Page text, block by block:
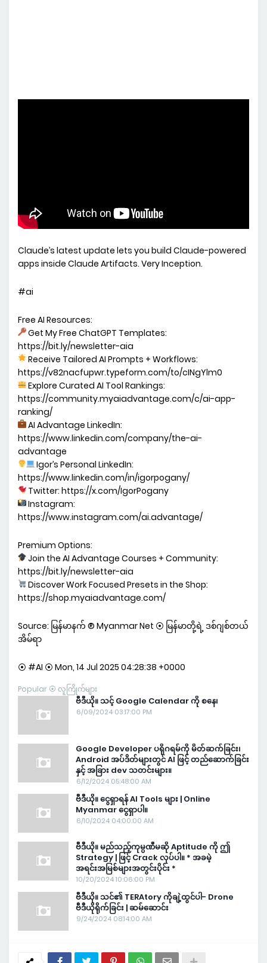
Claude’s latest update lets you build Claude-powered
apps inside Claude Artifacts. Very Inception.
#ai
Free AI Resources:
Get My Free ChatGPT Templates:
https://bit.ly/newsletter-aia
Receive Tailored AI Prompts + Workflows:
https://v82nacfupwr.typeform.com/to/cINgYlm0
Explore Curated AI Tool Rankings:
https://community.myaiadvantage.com/c/ai-app-
ranking/
AI Advantage LinkedIn:
https://www.linkedin.com/company/the-ai-
advantage
Igor’s Personal LinkedIn:
https://www.linkedin.com/in/igorpogany/
Twitter: https://x.com/IgorPogany
Instagram:
https://www.instagram.com/ai.advantage/
Premium Options:
Join the AI Advantage Courses + Community:
https://bit.ly/newsletter-aia
Discover Work Focused Presets in the Shop:
https://shop.myaiadvantage.com/
Source: မြန်မာနက် ® Myanmar Net ⦿ မြန်မာတို့ရဲ့ ဒစ်ဂျစ်တယ်
အိမ်ရာ
⦿ #AI ⦿ Mon, 14 Jul 2025 04:28:38 +0000
Popular ⦿ လူကြိုက်များ
ဗီဒီယို။ သင့် Google Calendar ကို စနေ၊
6/09/2024 03:17:00 PM
Google Developer ပရိုဂရမ်ကို မိတ်ဆက်ခြင်း၊
Android အပ်ဒိတ်များတွင် AI ဖြင့် တည်ဆောက်ခြင်း
နှင့် အခြား dev သတင်းများ။
6/12/2024 05:48:00 AM
ဗီဒီယို။ ငွေရှာရန် AI Tools များ | Online
Myanmar ငွေရှာပါ။
6/10/2024 04:00:00 AM
ဗီဒီယို။ မည်သည့်ကုမ္ပဏီမဆို Aptitude ကို ဤ
Strategy | ဖြင့် Crack လုပ်ပါ။ * အခမဲ့
အရင်းအမြစ်များအတွင်းပိုင်း *
10/20/2024 10:06:00 PM
ဗီဒီယို။ သင်၏ TERAtory ကိုချဲ့ထွင်ပါ- Drone
ဗီဒီယိုရိုက်ခြင်း | ဆမ်ဆောင်း
9/24/2024 08:14:00 AM